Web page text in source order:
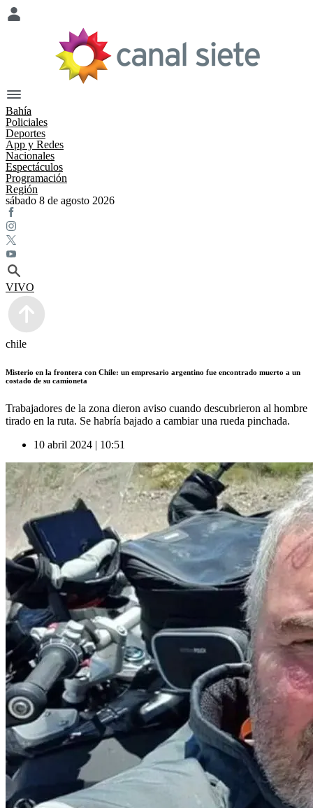
Bahía
Policiales
Deportes
App y Redes
Nacionales
Espectáculos
Programación
Región
sábado 8 de agosto 2026
VIVO
chile
Misterio en la frontera con Chile: un empresario argentino fue encontrado muerto a un
costado de su camioneta
Trabajadores de la zona dieron aviso cuando descubrieron al hombre
tirado en la ruta. Se habría bajado a cambiar una rueda pinchada.
10 abril 2024 | 10:51